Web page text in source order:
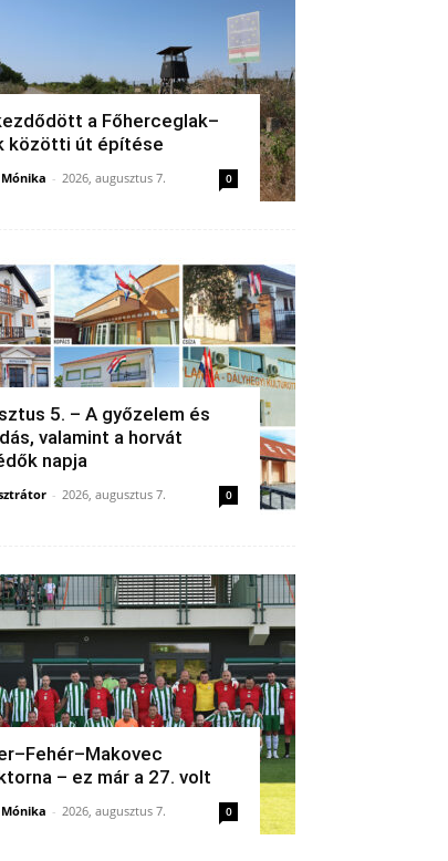
a Főherceglak–
közötti út építése
- 2026, augusztus 7. 0
5. – A győzelem és
valamint a horvát
napja
- 2026, augusztus 7. 0
– ez már a 27. volt
- 2026, augusztus 7. 0